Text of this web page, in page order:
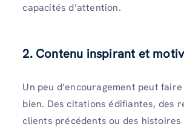
capacités d’attention.
2. Contenu inspirant et
Un peu d’encouragement peut
bien. Des citations édifiantes, des
clients précédents ou des histoires